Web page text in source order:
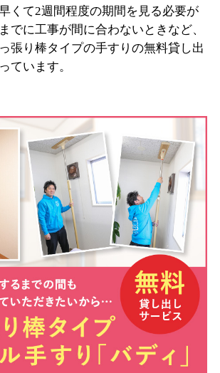
くて2週間程度の期間を見る必要が
でに工事が間に合わないときなど、
張り棒タイプの手すりの無料貸し出
ています。